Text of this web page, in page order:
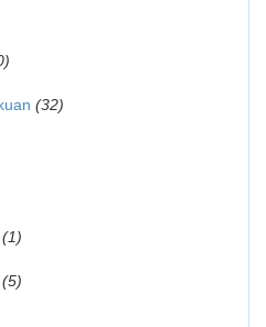
(32)
(1)
(5)